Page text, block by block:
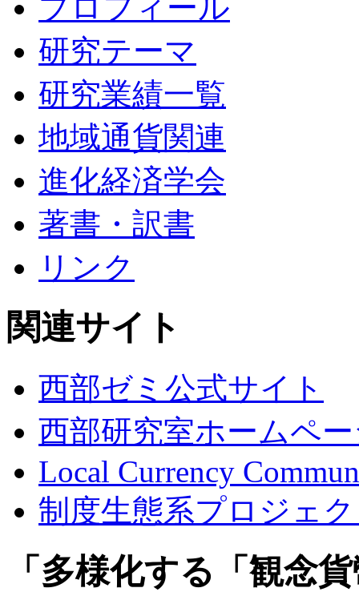
プロフィール
研究テーマ
研究業績一覧
地域通貨関連
進化経済学会
著書・訳書
リンク
関連サイト
西部ゼミ公式サイト
西部研究室ホームペ
Local Currency
制度生態系プロジェ
「多様化する「観念